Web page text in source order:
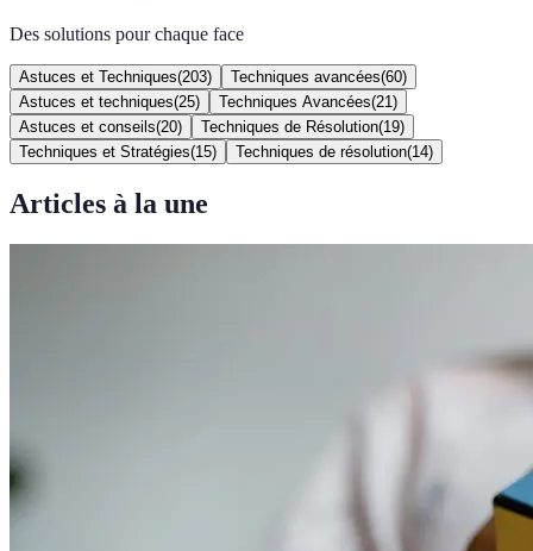
Des solutions pour chaque face
Astuces et Techniques(203) Techniques avancées(60)
Astuces et techniques(25) Techniques Avancées(21 )
Astuces et conseils(20) Techniques de Résolution(19)
Techniques et Stratégies(15) Techniques de résolution(14)
Articles à la une